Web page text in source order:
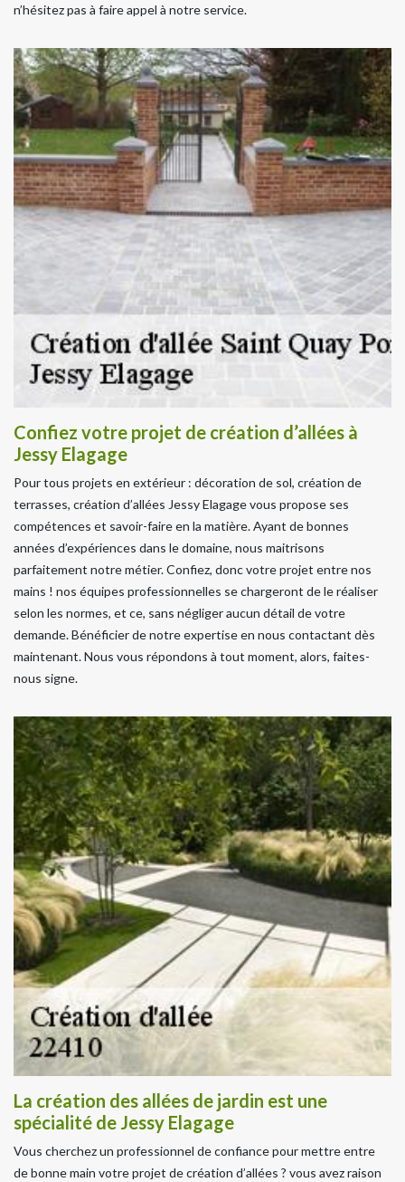
n’hésitez pas à faire appel à notre service.
Confiez votre projet de création d’allées à
Jessy Elagage
Pour tous projets en extérieur : décoration de sol, création de
terrasses, création d’allées Jessy Elagage vous propose ses
compétences et savoir-faire en la matière. Ayant de bonnes
années d’expériences dans le domaine, nous maitrisons
parfaitement notre métier. Confiez, donc votre projet entre nos
mains ! nos équipes professionnelles se chargeront de le réaliser
selon les normes, et ce, sans négliger aucun détail de votre
demande. Bénéficier de notre expertise en nous contactant dès
maintenant. Nous vous répondons à tout moment, alors, faites-
nous signe.
La création des allées de jardin est une
spécialité de Jessy Elagage
Vous cherchez un professionnel de confiance pour mettre entre
de bonne main votre projet de création d’allées ? vous avez raison